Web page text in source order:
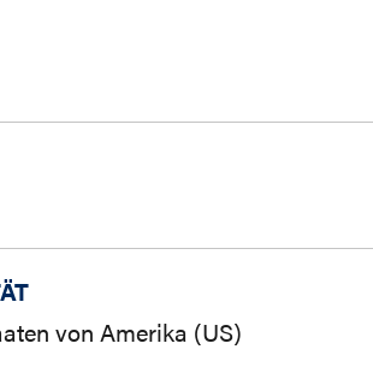
von Amerika (US)